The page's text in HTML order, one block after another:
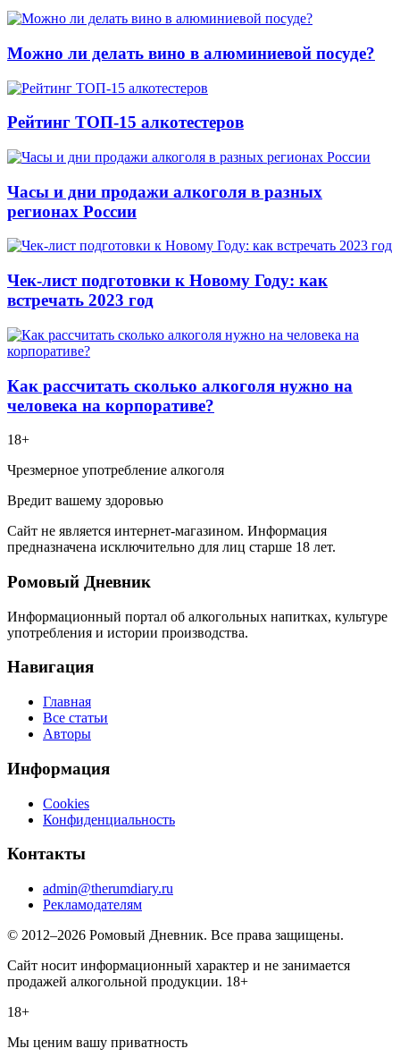
Можно ли делать вино в алюминиевой посуде?
Рейтинг ТОП-15 алкотестеров
Часы и дни продажи алкоголя в разных
регионах России
Чек-лист подготовки к Новому Году: как
встречать 2023 год
Как рассчитать сколько алкоголя нужно на
человека на корпоративе?
18+
Чрезмерное употребление алкоголя
Вредит вашему здоровью
Сайт не является интернет-магазином. Информация
предназначена исключительно для лиц старше 18 лет.
Ромовый Дневник
Информационный портал об алкогольных напитках, культуре
употребления и истории производства.
Навигация
Главная
Все статьи
Авторы
Информация
Cookies
Конфиденциальность
Контакты
admin@therumdiary.ru
Рекламодателям
© 2012–2026 Ромовый Дневник. Все права защищены.
Сайт носит информационный характер и не занимается
продажей алкогольной продукции. 18+
18+
Мы ценим вашу приватность